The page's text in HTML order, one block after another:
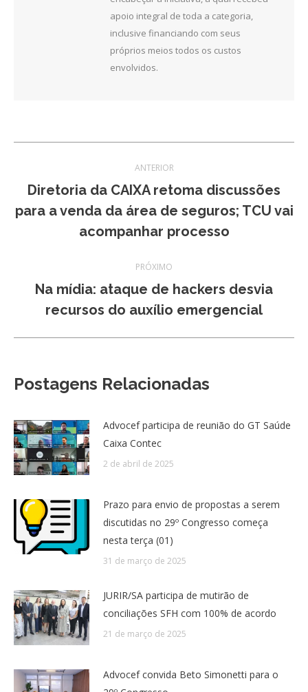
apoio integral de toda a categoria,
inclusive financiando com seus
próprios meios todos os custos
envolvidos.
de
post:
ANTERIOR
Post
anterior:
Diretoria da CAIXA retoma discussões
para a venda da área de seguros; TCU vai
acompanhar processo
PRÓXIMO
Próximo
post:
Na mídia: ataque de hackers desvia
recursos do auxílio emergencial
Postagens Relacionadas
Advocef participa de reunião do GT Saúde
Caixa Contec
2 de abril de 2025
Prazo para envio de propostas a serem
discutidas no 29º Congresso começa
nesta terça (01)
31 de março de 2025
JURIR/SA participa de mutirão de
conciliações SFH com 100% de acordo
21 de março de 2025
Advocef convida Beto Simonetti para o